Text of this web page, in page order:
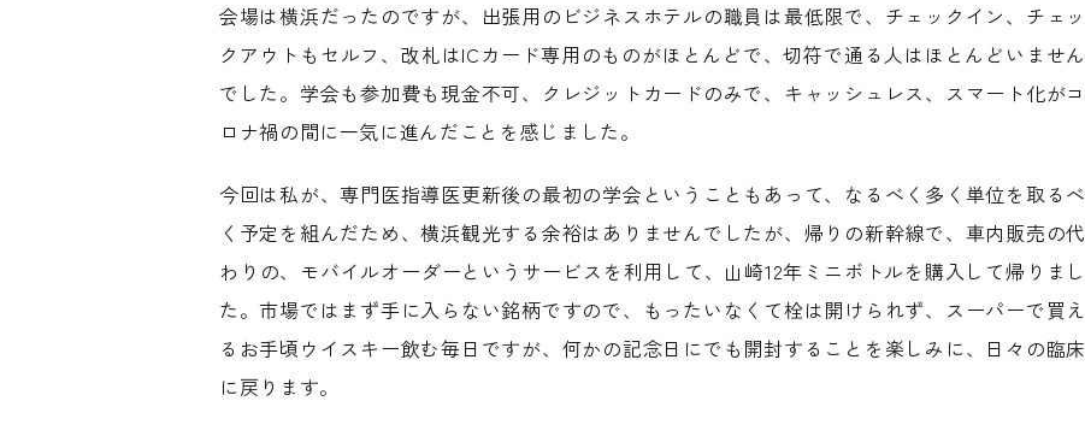
会場は横浜だったのですが、出張用のビジネスホテルの職員は最低限で、チェックイン、チェッ
クアウトもセルフ、改札はICカード専用のものがほとんどで、切符で通る人はほとんどいません
でした。学会も参加費も現金不可、クレジットカードのみで、キャッシュレス、スマート化がコ
ロナ禍の間に一気に進んだことを感じました。
今回は私が、専門医指導医更新後の最初の学会ということもあって、なるべく多く単位を取るべ
く予定を組んだため、横浜観光する余裕はありませんでしたが、帰りの新幹線で、車内販売の代
わりの、モバイルオーダーというサービスを利用して、山崎12年ミニボトルを購入して帰りまし
た。市場ではまず手に入らない銘柄ですので、もったいなくて栓は開けられず、スーパーで買え
るお手頃ウイスキー飲む毎日ですが、何かの記念日にでも開封することを楽しみに、日々の臨床
に戻ります。